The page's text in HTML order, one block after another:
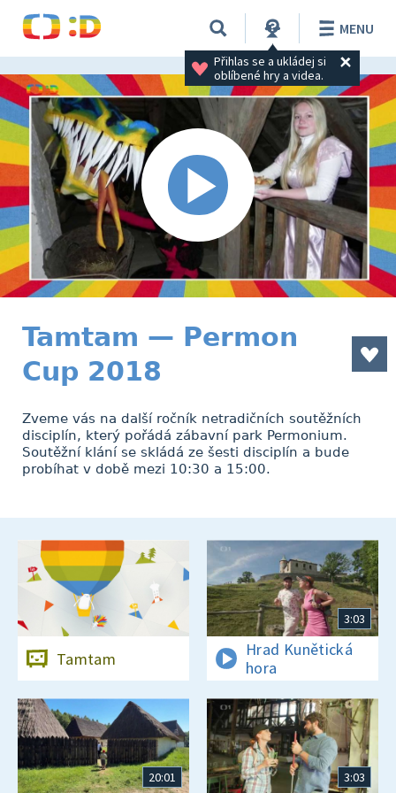
Přihlas se a ukládej si
oblíbené hry a videa.
MENU
Tamtam — Permon
Cup 2018
Zveme vás na další ročník netradičních soutěžních
disciplín, který pořádá zábavní park Permonium.
Soutěžní klání se skládá ze šesti disciplín a bude
probíhat v době mezi 10:30 a 15:00.
Tamtam
3:03
Hrad Kunětická
hora
20:01 3:03